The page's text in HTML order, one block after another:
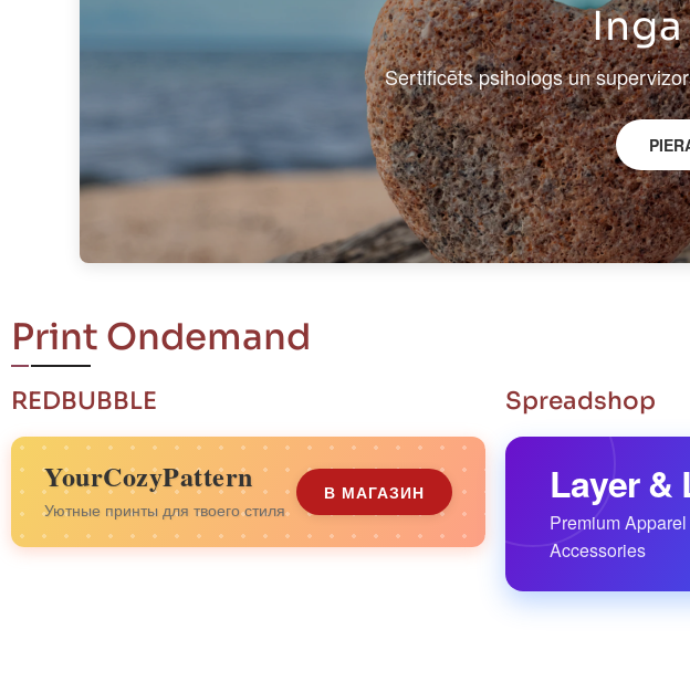
Sertificēts psihologs un
Print Ondemand
REDBUBBLE
YourCozyPattern
Уютные принты для твоего стиля
В МАГАЗИН
Spreadshop
Layer &
Premium
Accessories